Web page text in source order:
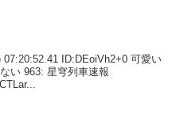
ID:DEoiVh2+0 可愛い
い 963: 星穹列車速報